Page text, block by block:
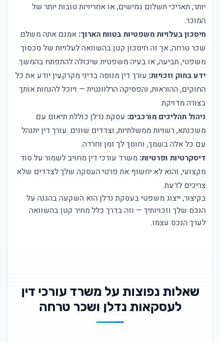
יותר, תאריכי תשלום גמישים, או אחריויות טובות יותר של
המוכר.
חיסכון בעלויות משפטיות בטווח הארוך: אמנם אתה משלם
שכר טרחה, אך זה חיסכון קטן בהשוואה לעלויות של סכסוך
משפטי, תביעה, או בעיה משפטית שיכולה להתפתח בהמשך.
ידע בחוק וזכויות: עורך דין מנוסה בדיני מקרקעין יודע את כל
החוקים, ההוראות, והפסיקה הרלוונטית — ויוכל להנחות אותך
בצורה מדויקת.
ניהול תהליכים מורכבים: עסקת נדלן כוללת תיאום עם
משכנתא, רשויות ממשלתיות, וצדדים שונים. עורך דין יתנהל
עם כל אלה בשמך, וחוסך לך זמן וחרדה.
דיסקרטיות ופרטיות: משרד עורכי דין מחויב לשמור על סוד
מקצועי, והוא לא יחשוף את פרטי העסקה שלך לצדדים שלא
צריכים לדעת.
בקיצור, ייצוג משפטי בעסקת נדלן הוא השקעה בהגנה על
הנכס שלך וזכויותיך — וזה בדרך כלל מחיר קטן בהשוואה
לערך הנכס עצמו.
שאלות נפוצות על משרד עורכי דין
לעסקאות נדלן ושכר טרחה